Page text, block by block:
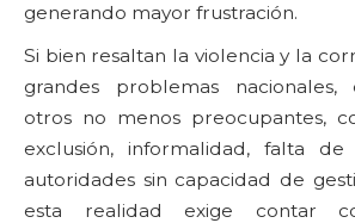
generando mayor frustración.
Si bien resaltan la violencia y la
grandes problemas nacionales,
otros no menos preocupantes,
exclusión, informalidad, falta de
autoridades sin capacidad de
esta realidad exige contar